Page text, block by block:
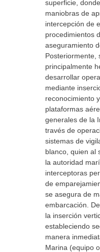
superficie,
maniobras de
intercepción de
procedimientos
aseguramiento
Posteriormente,
principalmente
desarrollar
mediante
reconocimiento
plataformas
generales de la
través de
sistemas de
blanco, quien al
la autoridad
interceptoras
de
se asegura de
embarcación.
la inserción
estableciendo
manera
Marina (equipo